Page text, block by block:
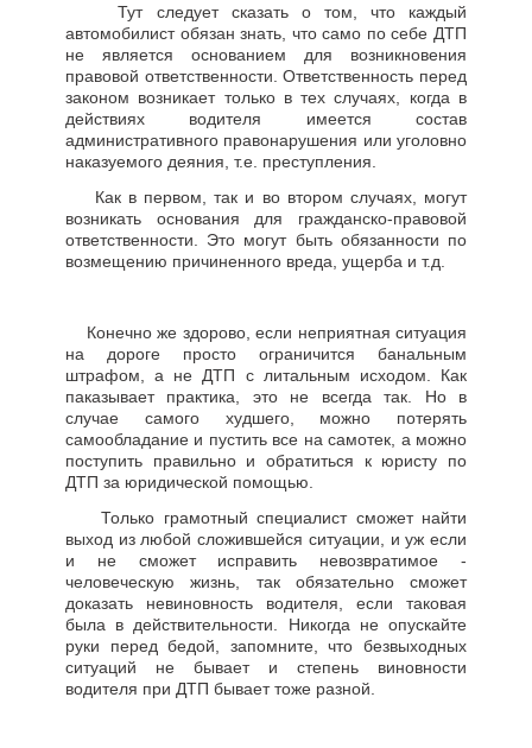
Тут следует сказать о том, что каждый
автомобилист обязан знать, что само по себе ДТП
не является основанием для возникновения
правовой ответственности. Ответственность перед
законом возникает только в тех случаях, когда в
действиях водителя имеется состав
административного правонарушения или уголовно
наказуемого деяния, т.е. преступления.
Как в первом, так и во втором случаях, могут
возникать основания для гражданско-правовой
ответственности. Это могут быть обязанности по
возмещению причиненного вреда, ущерба и т.д.
Конечно же здорово, если неприятная ситуация
на дороге просто ограничится банальным
штрафом, а не ДТП с литальным исходом. Как
паказывает практика, это не всегда так. Но в
случае самого худшего, можно потерять
самообладание и пустить все на самотек, а можно
поступить правильно и обратиться к юристу по
ДТП за юридической помощью.
Только грамотный специалист сможет найти
выход из любой сложившейся ситуации, и уж если
и не сможет исправить невозвратимое -
человеческую жизнь, так обязательно сможет
доказать невиновность водителя, если таковая
была в действительности. Никогда не опускайте
руки перед бедой, запомните, что безвыходных
ситуаций не бывает и степень виновности
водителя при ДТП бывает тоже разной.